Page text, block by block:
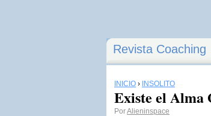
Revista Coaching
INICIO › INSÓLITO
Existe el Alma
PorAlieninspace